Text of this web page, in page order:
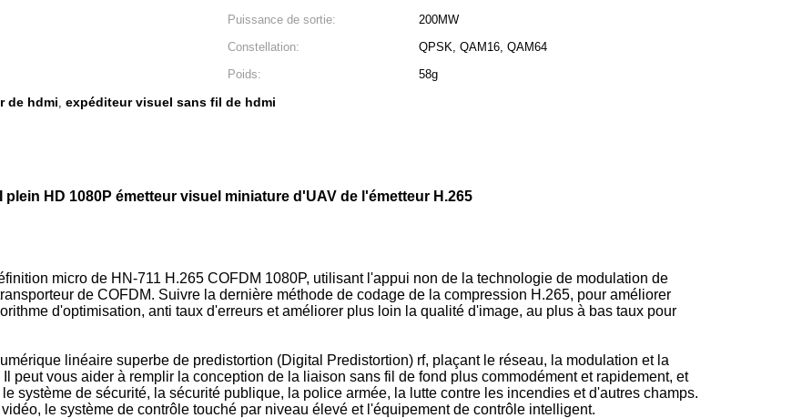
Puissance de sortie:
200MW
Constellation:
QPSK, QAM16, QAM64
Poids:
58g
de hdmi, expéditeur visuel sans fil de hdmi
plein HD 1080P émetteur visuel miniature d'UAV de l'émetteur H.265
micro de HN-711 H.265 COFDM 1080P, utilisant l'appui non de la technologie de modulation de
de COFDM. Suivre la dernière méthode de codage de la compression H.265, pour améliorer
d'optimisation, anti taux d'erreurs et améliorer plus loin la qualité d'image, au plus à bas taux pour
linéaire superbe de predistortion (Digital Predistortion) rf, plaçant le réseau, la modulation et la
peut vous aider à remplir la conception de la liaison sans fil de fond plus commodément et rapidement, et
système de sécurité, la sécurité publique, la police armée, la lutte contre les incendies et d'autres champs.
le système de contrôle touché par niveau élevé et l'équipement de contrôle intelligent.